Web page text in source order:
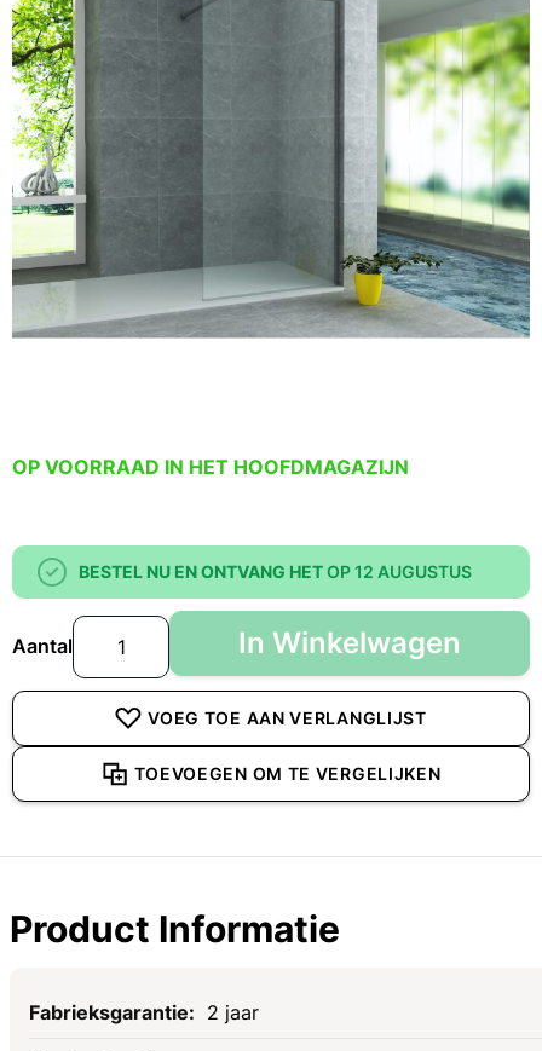
OP VOORRAAD IN HET HOOFDMAGAZIJN
BESTEL NU EN ONTVANG HETOP 12 AUGUSTUS
Aantal In Winkelwagen
VOEG TOE AAN VERLANGLIJST
TOEVOEGEN OM TE VERGELIJKEN
Product Informatie
Specificaties
2 jaar